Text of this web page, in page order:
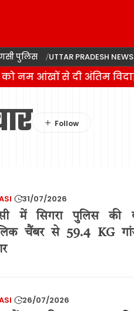
पुलिस UTTAR PRADESH NEWS
नम आंखों से दी अंतिम
31/07/2026
में सिगरा पुलिस की
चैंबर से 59.4 KG
26/07/2026